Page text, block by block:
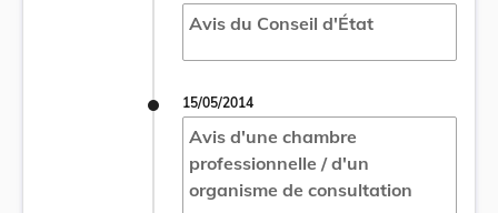
Avis du Conseil d'État
15/05/2014
Avis d'une chambre
professionnelle / d'un
organisme de consultation